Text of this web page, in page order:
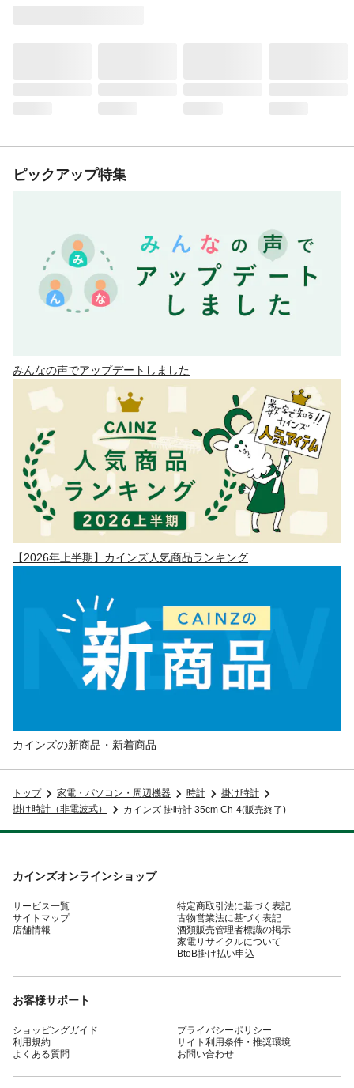
ピックアップ特集
みんなの声でアップデートしました
【2026年上半期】カインズ人気商品ランキング
カインズの新商品・新着商品
トップ 家電・パソコン・周辺機器 時計
掛け時計
掛け時計（非電波式）
カインズ 掛時計 35cm Ch-4(販売終了)
カインズオンラインショップ
サービス一覧
サイトマップ
店舗情報
特定商取引法に基づく表記
古物営業法に基づく表記
酒類販売管理者標識の掲示
家電リサイクルについて
BtoB掛け払い申込
お客様サポート
ショッピングガイド
利用規約
よくある質問
プライバシーポリシー
サイト利用条件・推奨環境
お問い合わせ